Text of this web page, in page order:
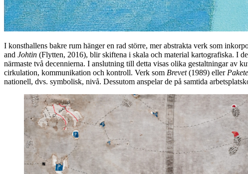
I konsthallens bakre rum hänger en rad större, mer abstrakta verk som
and Johtin (Flytten, 2016), blir skiftena i skala och material kartografiska. I
närmaste två decennierna. I anslutning till detta visas olika gestaltningar av
cirkulation, kommunikation och kontroll. Verk som Brevet(1989) eller
nationell, dvs. symbolisk, nivå. Dessutom anspelar de på samtida